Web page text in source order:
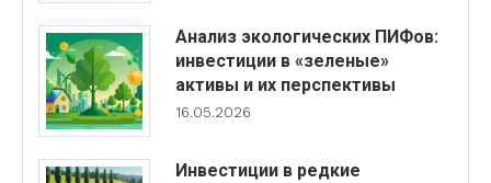
Анализ экологических ПИФов:
инвестиции в «зеленые»
активы и их перспективы
16.05.2026
Инвестиции в редкие